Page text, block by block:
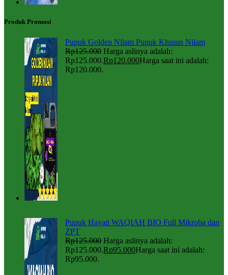
Produk Promosi
Pupuk Golden Nilam Pupuk Khusus Nilam
Rp125.000 Harga aslinya adalah:
Rp125.000.Rp120.000Harga saat ini adalah:
Rp120.000.
Pupuk Hayati WAQIAH BIO Full Mikroba dan
ZPT
Rp125.000 Harga aslinya adalah:
Rp125.000.Rp95.000Harga saat ini adalah:
Rp95.000.